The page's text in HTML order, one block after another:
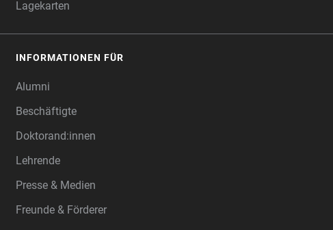
Lagekarten
INFORMATIONEN FÜR
Alumni
Beschäftigte
Doktorand:innen
Lehrende
Presse & Medien
Freunde & Förderer